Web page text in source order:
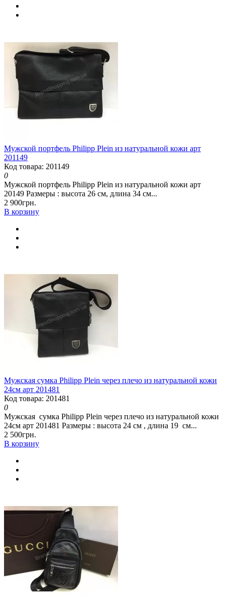
Мужской портфель Philipp Plein из натуральной кожи арт
201149
Код товара: 201149
0
Мужской портфель Philipp Plein из натуральной кожи арт
20149 Размеры : высота 26 см, длина 34 см...
2 900грн.
В корзину
Мужская сумка Philipp Plein через плечо из натуральной кожи
24см арт 201481
Код товара: 201481
0
Мужская сумка Philipp Plein через плечо из натуральной кожи
24см арт 201481 Размеры : высота 24 см , длина 19 см...
2 500грн.
В корзину